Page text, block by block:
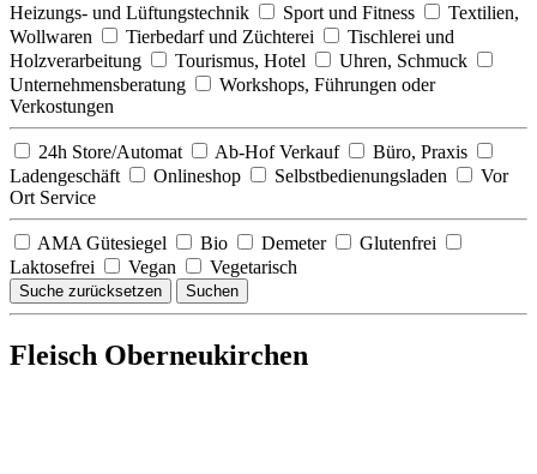
Heizungs- und Lüftungstechnik
Sport und Fitness
Textilien,
Wollwaren
Tierbedarf und Züchterei
Tischlerei und
Holzverarbeitung
Tourismus, Hotel
Uhren, Schmuck
Unternehmensberatung
Workshops, Führungen oder
Verkostungen
24h Store/Automat Ab-Hof Verkauf
Büro, Praxis
Ladengeschäft
Onlineshop Selbstbedienungsladen
Vor
Ort Service
AMA Gütesiegel Bio Demeter
Glutenfrei
Laktosefrei
Vegan Vegetarisch
Suche zurücksetzen Suchen
Fleisch Oberneukirchen